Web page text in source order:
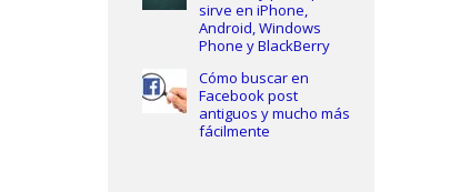
sirve en iPhone,
Android, Windows
Phone y BlackBerry
Cómo buscar en
Facebook post
antiguos y mucho más
fácilmente